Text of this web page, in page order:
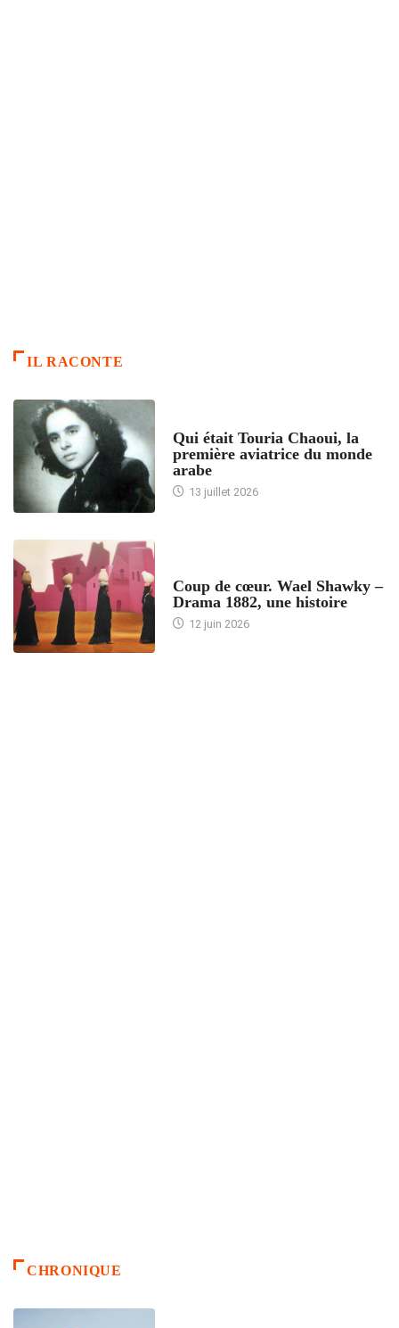
IL RACONTE
Qui était Touria Chaoui, la
première aviatrice du monde
arabe
13 juillet 2026
Coup de cœur. Wael Shawky –
Drama 1882, une histoire
12 juin 2026
CHRONIQUE